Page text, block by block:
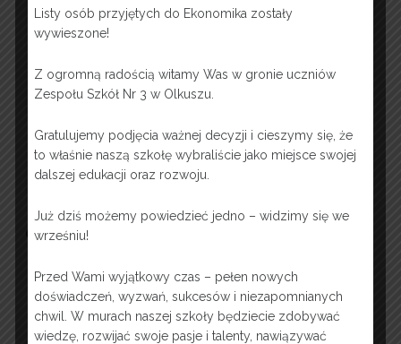
Post navigation
←Dzień Handlowca 2024
Sukces Naszego Ucznia W Olimpiadzie Wiedzy
OFERTA EDUKACYJNA 2026
Listy osób przyjętych do Ekonomika zostały
wywieszone!
Z ogromną radością witamy Was w gronie uczniów
Zespołu Szkół Nr 3 w Olkuszu.
Gratulujemy podjęcia ważnej decyzji i cieszymy się, że
to właśnie naszą szkołę wybraliście jako miejsce swojej
dalszej edukacji oraz rozwoju.
Już dziś możemy powiedzieć jedno – widzimy się we
wrześniu!
Przed Wami wyjątkowy czas – pełen nowych
doświadczeń, wyzwań, sukcesów i niezapomnianych
chwil. W murach naszej szkoły będziecie zdobywać
wiedzę, rozwijać swoje pasje i talenty, nawiązywać